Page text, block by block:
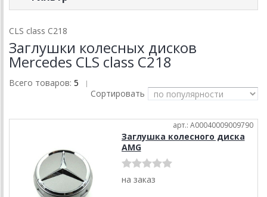
CLS class C218
Заглушки колесных дисков
Mercedes CLS class C218
Всего товаров: 5 |
Сортировать
арт.: A00040009009790
Заглушка колесного диска
AMG
на заказ